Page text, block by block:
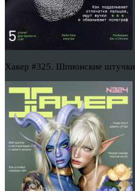
Хакер #325. Шпионские штучки